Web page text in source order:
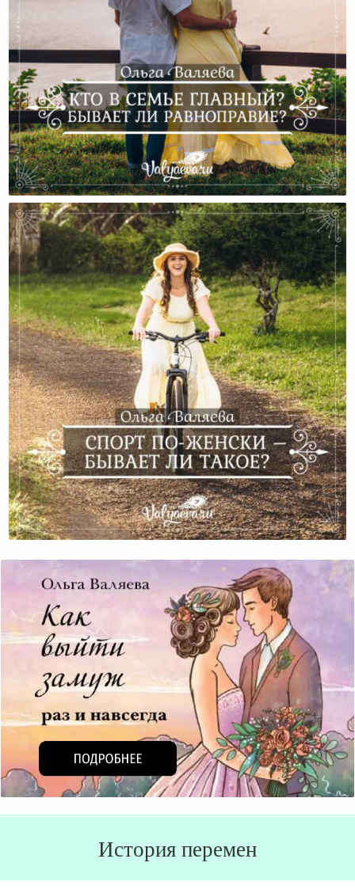
Кто В Семье Главный? Бывает Ли Равноправие?
Спорт По-Женски – Бывает Ли Такое?
История перемен